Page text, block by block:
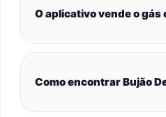
O aplicativo vende o
Como encontrar Bujão